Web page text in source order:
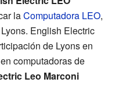
laComputadora LEO,
English Electric
de Lyons en
computadoras de
Leo Marconi